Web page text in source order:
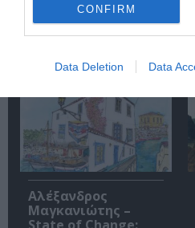
CONFIRM
Data Deletion Data
Σχετικά
Αλέξανδρος
Μαγκανιώτης –